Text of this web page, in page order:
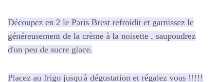
Découpez en 2 le Paris Brest refroidit et garnissez le
généreusement de la crème à la noisette , saupoudrez
d'un peu de sucre glace.
Placez au frigo jusqu'à dégustation et régalez vous !!!!!